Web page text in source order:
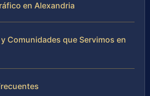
en Alexandria
Comunidades que Servimos en